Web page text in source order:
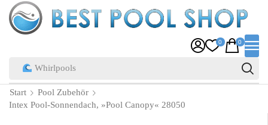
Pool Zubehör
0 0
Start
Pool Zubehör
Intex Pool-Sonnendach, »Pool Canopy« 28050